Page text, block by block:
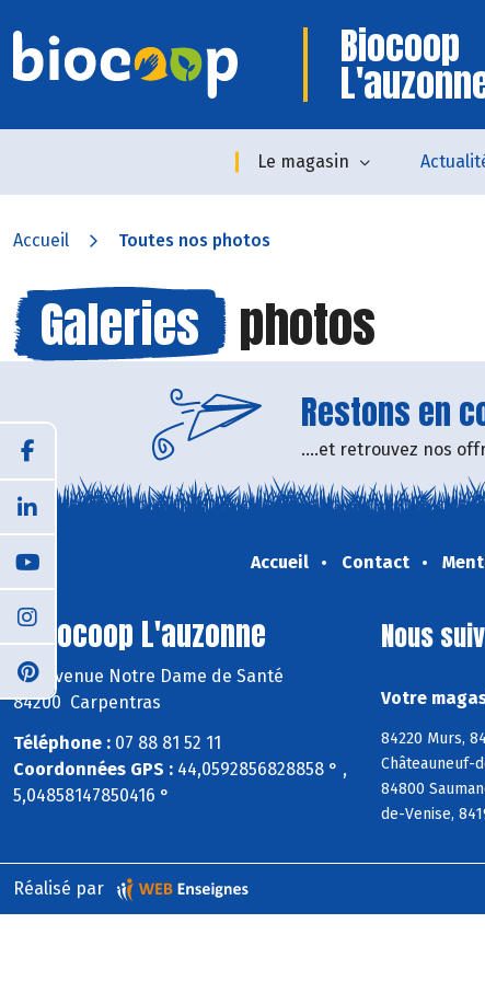
Biocoop
Le magasin
Accueil Toutes nos photos
Galeries photos
Restons en
....et retrouvez nos
Accueil Contact
Biocoop L'auzonne
283 avenue Notre Dame de Santé
84200 Carpentras
Téléphone : 07 88 81 52 11
Coordonnées GPS : 44,0592856828858 ° ,
5,04858147850416 °
Nous
Votre
84220 Murs,
Châteauneuf-
84800
de-Venise,
Réalisé par